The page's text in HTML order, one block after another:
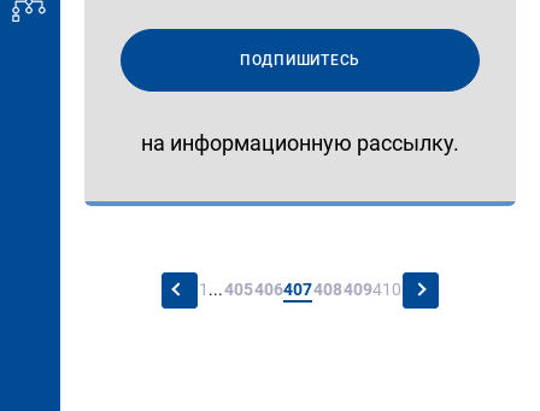
ПОДПИШИТЕСЬ
на информационную рассылку.
← 1 ...405406407408409410 →